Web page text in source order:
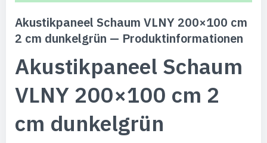
Akustikpaneel Schaum VLNY 200×100 cm
2 cm dunkelgrün — Produktinformationen
Akustikpaneel Schaum
VLNY 200×100 cm 2
cm dunkelgrün